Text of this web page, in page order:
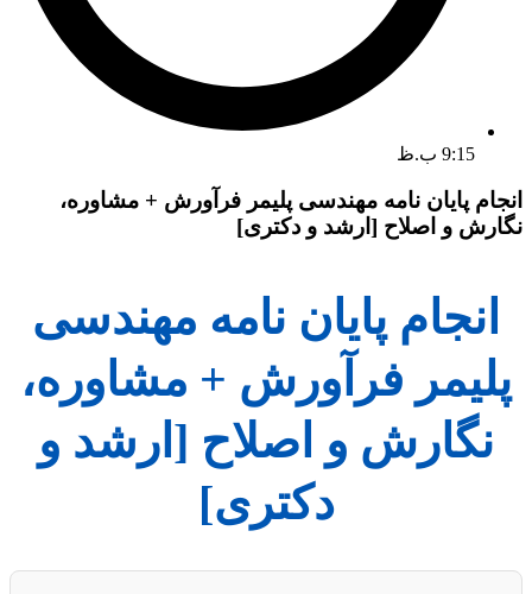
9:15 ب.ظ
انجام پایان نامه مهندسی پلیمر فرآورش + مشاوره،
نگارش و اصلاح [ارشد و دکتری]
انجام پایان نامه مهندسی
پلیمر فرآورش + مشاوره،
نگارش و اصلاح [ارشد و
دکتری]